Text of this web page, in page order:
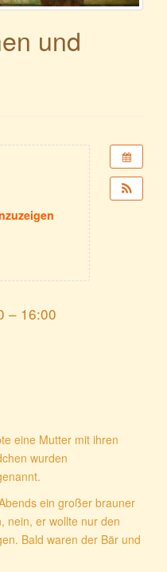
und
– 16:00
eine Mutter mit ihren
wurden
ein großer brauner
nein, er wollte nur den
Bald waren der Bär und